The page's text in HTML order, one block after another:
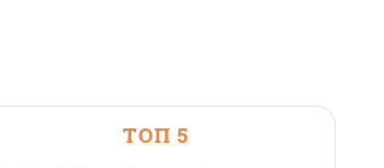
ТОП 5